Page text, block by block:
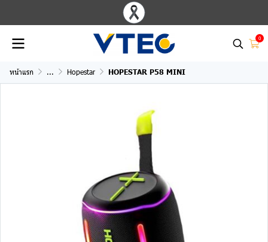
0
หน้าแรก ... Hopestar HOPESTAR P58 MINI